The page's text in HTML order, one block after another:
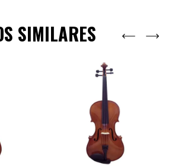
SIMILARES